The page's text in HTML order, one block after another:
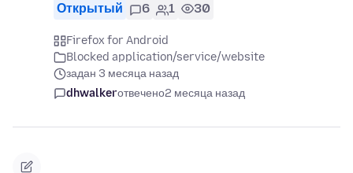
Открытый 6 1 30
Firefox for Android
Blocked application/service/website
задан 3 месяца назад
dhwalkerотвечено2 месяца назад